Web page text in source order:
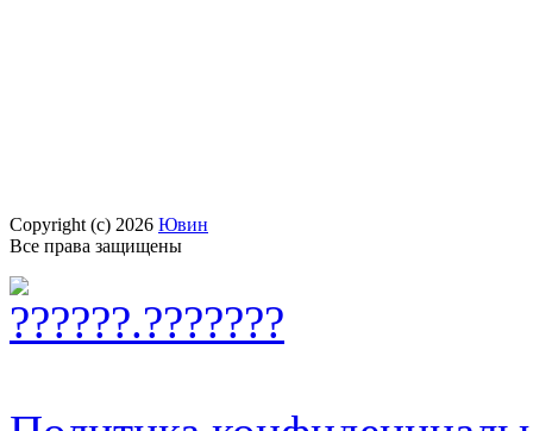
Copyright (c) 2026 Ювин
Все права защищены